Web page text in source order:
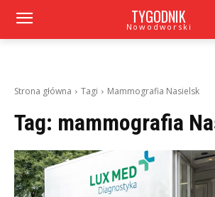
TYGODNIK
Nowodworski
Strona główna Tagi Mammografia Nasielsk
Tag: mammografia